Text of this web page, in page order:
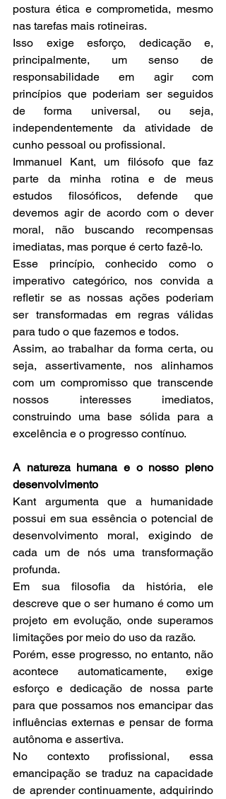
postura ética e comprometida, mesmo
nas tarefas mais rotineiras.
Isso exige esforço, dedicação e,
principalmente, um senso de
responsabilidade em agir com
princípios que poderiam ser seguidos
de forma universal, ou seja,
independentemente da atividade de
cunho pessoal ou profissional.
Immanuel Kant, um filósofo que faz
parte da minha rotina e de meus
estudos filosóficos, defende que
devemos agir de acordo com o dever
moral, não buscando recompensas
imediatas, mas porque é certo fazê-lo.
Esse princípio, conhecido como o
imperativo categórico, nos convida a
refletir se as nossas ações poderiam
ser transformadas em regras válidas
para tudo o que fazemos e todos.
Assim, ao trabalhar da forma certa, ou
seja, assertivamente, nos alinhamos
com um compromisso que transcende
nossos interesses imediatos,
construindo uma base sólida para a
excelência e o progresso contínuo.
A natureza humana e o nosso pleno
desenvolvimento
Kant argumenta que a humanidade
possui em sua essência o potencial de
desenvolvimento moral, exigindo de
cada um de nós uma transformação
profunda.
Em sua filosofia da história, ele
descreve que o ser humano é como um
projeto em evolução, onde superamos
limitações por meio do uso da razão.
Porém, esse progresso, no entanto, não
acontece automaticamente, exige
esforço e dedicação de nossa parte
para que possamos nos emancipar das
influências externas e pensar de forma
autônoma e assertiva.
No contexto profissional, essa
emancipação se traduz na capacidade
de aprender continuamente, adquirindo